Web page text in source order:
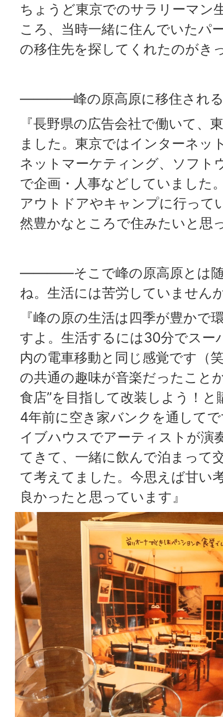
ちょうど東京でのサラリーマン
ころ、当時一緒に住んでいたパ
の移住先を探してくれたのがき
――――峰の原高原に移住される
『長野県の広告会社で働いて、
ました。東京ではインターネッ
ネットマーケティング、ソフト
で企画・人事などしていました
アウトドアやキャンプに行って
然豊かなところで住みたいと思
――――そこで峰の原高原とは随
ね。生活には苦労していません
『峰の原の生活は四季が豊かで
すよ。生活するには30分でスー
内の電車移動と同じ感覚です（
の共通の趣味が音楽だったこと
食店”を目指して改装しよう！
4年前に空き家バンクを通して
イブハウスでアーティストが演
てきて、一緒に飲んで泊まって
て考えてました。今思えば甘い
良かったと思っています』